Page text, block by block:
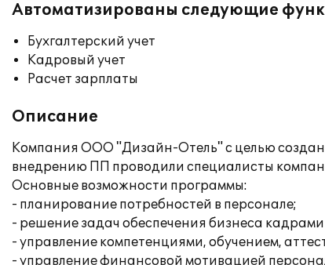
Автоматизированы следующие
Бухгалтерский учет
Кадровый учет
Расчет зарплаты
Описание
Компания ООО "Дизайн-Отель" с целью
внедрению ПП проводили специалисты
Основные возможности программы:
- планирование потребностей в персонале;
- решение задач обеспечения бизнеса
- управление компетенциями, обучением,
- управление финансовой мотивацией